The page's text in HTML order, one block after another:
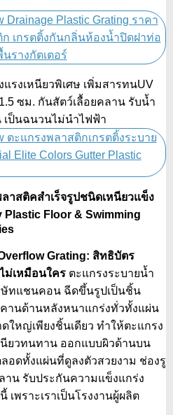
งเหนียวพิเศษ เพิ่มสารทนUV
ซม. กันสัตว์เลื้อยคลาน รับน้ำ
ป็นฉนวนไม่นำไฟฟ้า
สติคสำเร็จรูปชนิดเหนียวแข็ง
Plastic Floor & Swimming
Grating: สิทธิบัตร
ม่เหมือนใคร ตะแกรงระบายน้ำ
ษัทแชนคอน ฉีดขึ้นรูปเป็นชิ้น
านด้านหลังหนาแกร่งทั่วทั้งแผ่น
ใหญ่เพียงชิ้นเดียว ทำให้ตะแกรง
นียวทนทาน ออกแบบผิวด้านบน
อดทั้งแผ่นที่ดูลงตัวสวยงาม ช่องรู
าน รับประกันความแข็งแกร่ง
พราะเราเป็นโรงงานผู้ผลิต